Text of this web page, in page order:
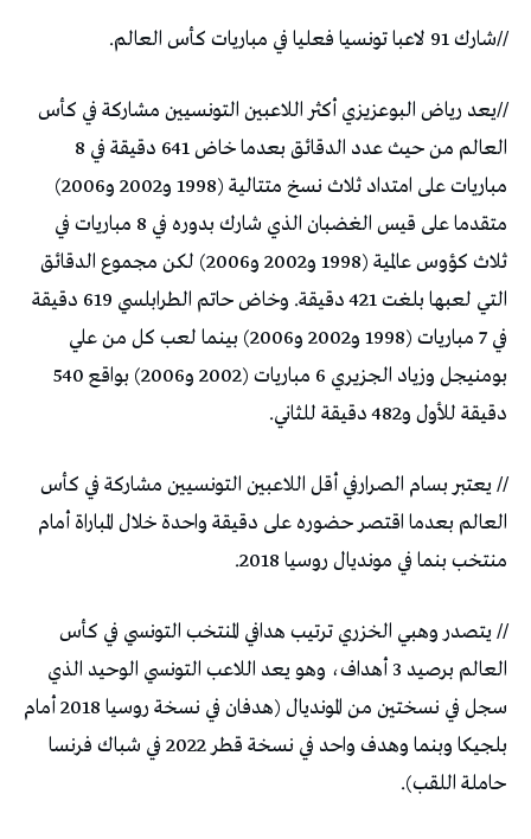
//شارك 91 لاعبا تونسيا فعليا في مباريات كأس العالم.
//يعد رياض البوعزيزي أكثر اللاعبين التونسيين مشاركة في كأس
العالم من حيث عدد الدقائق بعدما خاض 641 دقيقة في 8
مباريات على امتداد ثلاث نسخ متتالية (1998 و2002 و2006)
متقدما على قيس الغضبان الذي شارك بدوره في 8 مباريات في
ثلاث كؤوس عالمية (1998 و2002 و2006) لكن مجموع الدقائق
التي لعبها بلغت 421 دقيقة. وخاض حاتم الطرابلسي 619 دقيقة
في 7 مباريات (1998 و2002 و2006) بينما لعب كل من علي
بومنيجل وزياد الجزيري 6 مباريات (2002 و2006) بواقع 540
دقيقة للأول و482 دقيقة للثاني.
// يعتبر بسام الصرارفي أقل اللاعبين التونسيين مشاركة في كأس
العالم بعدما اقتصر حضوره على دقيقة واحدة خلال المباراة أمام
منتخب بنما في مونديال روسيا 2018.
// يتصدر وهبي الخزري ترتيب هدافي المنتخب التونسي في كأس
العالم برصيد 3 أهداف، وهو يعد اللاعب التونسي الوحيد الذي
سجل في نسختين من المونديال (هدفان في نسخة روسيا 2018 أمام
بلجيكا وبنما وهدف واحد في نسخة قطر 2022 في شباك فرنسا
حاملة اللقب).